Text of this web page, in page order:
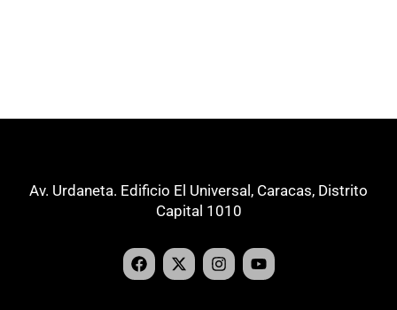
Av. Urdaneta. Edificio El Universal, Caracas, Distrito
Capital 1010